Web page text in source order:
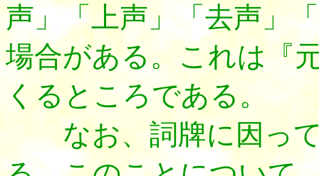
声」「上声」「去声」
場合がある。これは『
くるところである。
なお、詞牌に因って